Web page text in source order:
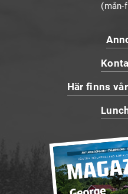
(mån-
Här finns